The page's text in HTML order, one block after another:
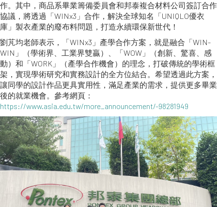
作。其中，商品系畢業籌備委員會和邦泰複合材料公司簽訂合作
協議，將透過「WINx3」合作，解決全球知名「UNIQLO優衣
庫」製衣產業的廢布料問題，打造永續環保新世代！
劉芃均老師表示，「WINx3」產學合作方案，就是融合「WIN-
WIN」（學術界、工業界雙贏）、「WOW」（創新、驚喜、感
動）和「WORK」（產學合作機會）的理念，打破傳統的學術框
架，實現學術研究和實務設計的全方位結合。希望透過此方案，
讓同學的設計作品更具實用性，滿足產業的需求，提供更多畢業
後的就業機會。參考網頁：
https://www.asia.edu.tw/more_announcement/-98281949